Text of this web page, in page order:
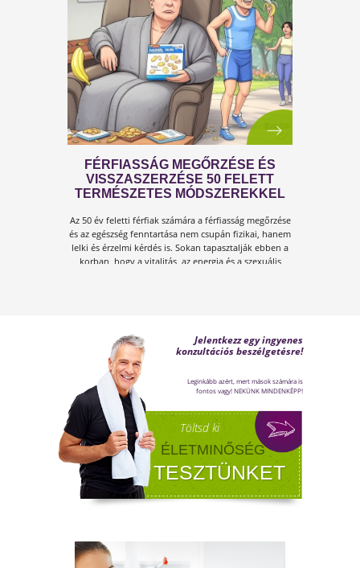
ISKOLAKEZDÉSI ŐRÜLETET!
Az iskolakezdés sok családban nem
örömteli új kezdet, hanem egy stresszes
átállás. Ugyanakkor lehet jól csinálni!
Olvass tovább a tippekért!
A KÁNIKULA 6 LEGFŐBB
VESZÉLYE
Amikor a hőmérséklet tartósan 30–35 °C fölé
emelkedik, szervezetünk hőszabályozó
rendszere komoly terhelés alá kerül.Tünetek,
megoldások!